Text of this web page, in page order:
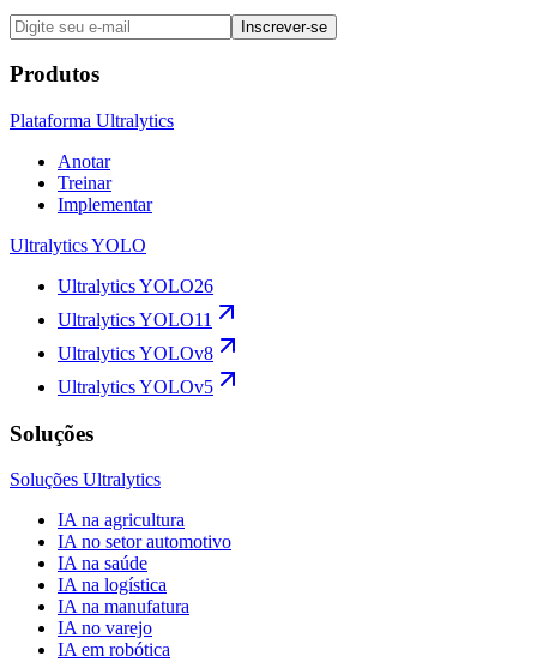
Inscrever-se
Produtos
Plataforma Ultralytics
Anotar
Treinar
Implementar
Ultralytics YOLO
Ultralytics YOLO26
Ultralytics YOLO11
Ultralytics YOLOv8
Ultralytics YOLOv5
Soluções
Soluções Ultralytics
IA na agricultura
IA no setor automotivo
IA na saúde
IA na logística
IA na manufatura
IA no varejo
IA em robótica